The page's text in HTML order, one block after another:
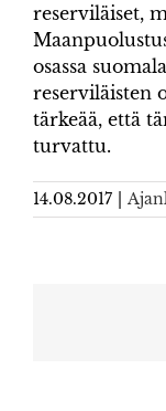
reserviläiset,
osassa
reserviläisten
tärkeää, että
turvattu.
14.08.2017